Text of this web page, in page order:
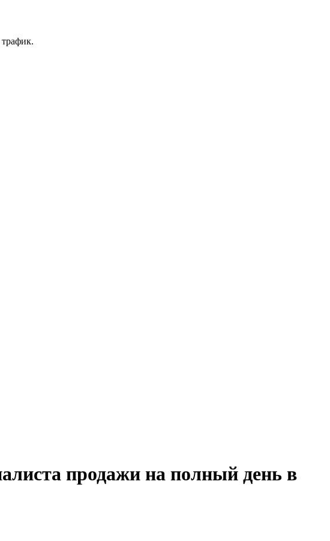
продажи на полный день в